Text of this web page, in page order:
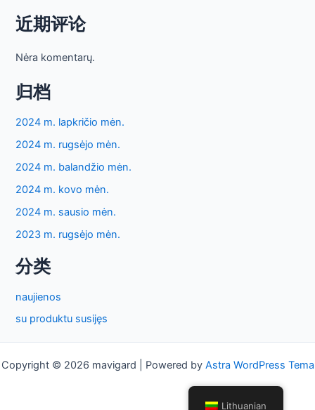
近期评论
Nėra komentarų.
归档
2024 m. lapkričio mėn.
2024 m. rugsėjo mėn.
2024 m. balandžio mėn.
2024 m. kovo mėn.
2024 m. sausio mėn.
2023 m. rugsėjo mėn.
分类
naujienos
su produktu susijęs
Copyright © 2026 mavigard | Powered by Astra WordPress Tema
Lithuanian